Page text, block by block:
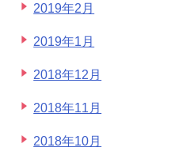
2019年2月
2019年1月
2018年12月
2018年11月
2018年10月